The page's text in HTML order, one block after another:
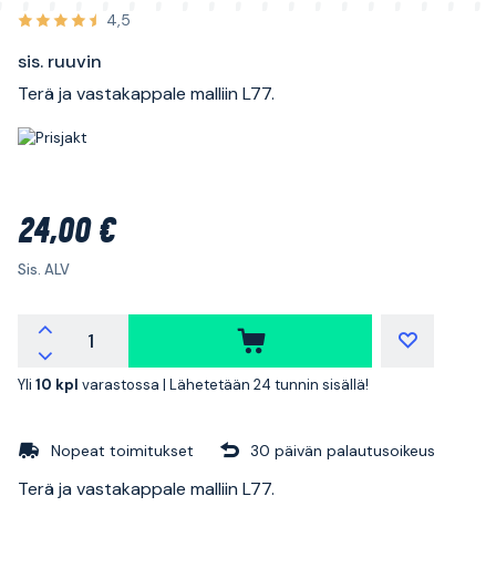
4,5
sis. ruuvin
Terä ja vastakappale malliin L77.
24,00 €
Sis. ALV
Yli 10 kpl varastossa | Lähetetään 24 tunnin sisällä!
Nopeat toimitukset 30 päivän palautusoikeus
Terä ja vastakappale malliin L77.